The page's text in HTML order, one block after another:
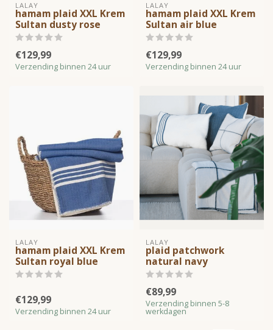
LALAY
hamam plaid XXL Krem
Sultan dusty rose
€129,99
Verzending binnen 24 uur
LALAY
hamam plaid XXL Krem
Sultan air blue
€129,99
Verzending binnen 24 uur
LALAY
hamam plaid XXL Krem
Sultan royal blue
€129,99
Verzending binnen 24 uur
LALAY
plaid patchwork
natural navy
€89,99
Verzending binnen 5-8
werkdagen